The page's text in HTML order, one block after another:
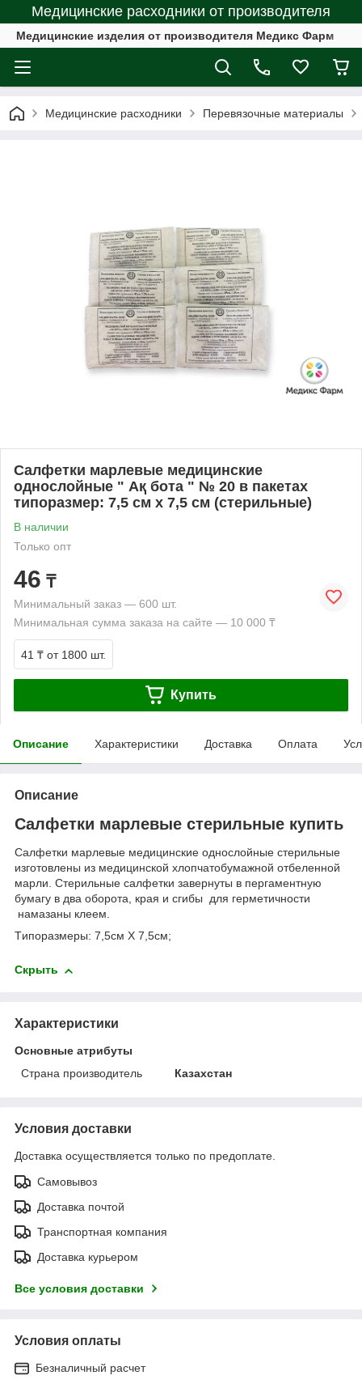
Медицинские расходники от производителя
Медицинские изделия от производителя Медикс Фарм
Медицинские расходники Перевязочныe материалы
Салфетки марлевые медицинские
однослойные " Ақ бота " № 20 в пакетах
типоразмер: 7,5 см х 7,5 см (стерильные)
В наличии
Только опт
46 ₸
Минимальный заказ — 600 шт.
Минимальная сумма заказа на сайте — 10 000 ₸
41 ₸ от 1800 шт.
Купить
Описание Характеристики Доставка Оплата
Описание
Салфетки марлевые стерильные купить
Салфетки марлевые медицинские однослойные стерильные
изготовлены из медицинской хлопчатобумажной отбеленной
марли. Стерильные салфетки завернуты в пергаментную
бумагу в два оборота, края и сгибы для герметичности
намазаны клеем.
Tипоразмеры: 7,5см Х 7,5см;
Скрыть
Характеристики
Основные атрибуты
Страна производитель
Казахстан
Условия доставки
Доставка осуществляется только по предоплате.
Самовывоз
Доставка почтой
Транспортная компания
Доставка курьером
Все условия доставки
Условия оплаты
Безналичный расчет